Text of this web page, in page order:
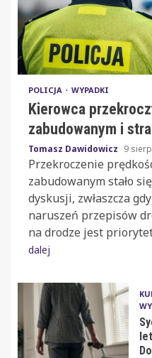
POLICJA WYPADKI
Kierowca
zabudowanym i
Tomasz Dawidowicz 9
Przekroczenie
zabudowanym stało
dyskusji, zwłaszcza
naruszeń przepisów
na drodze jest
dalej